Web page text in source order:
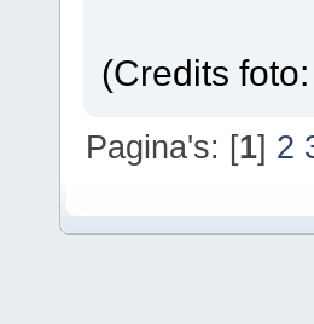
(Credits
Pagina's: [1] 2